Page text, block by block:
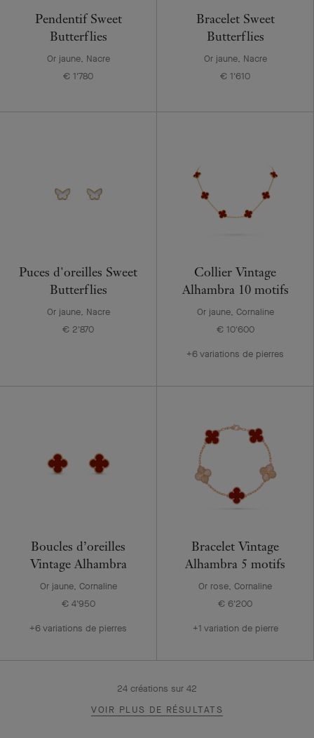
Pendentif Sweet
Butterflies
Or jaune, Nacre
€ 1'780
Bracelet Sweet
Butterflies
Or jaune, Nacre
€ 1'610
Puces d'oreilles Sweet
Butterflies
Or jaune, Nacre
€ 2'870
Collier Vintage
Alhambra 10 motifs
Or jaune, Cornaline
€ 10'600
+6 variations de pierres
Boucles d’oreilles
Vintage Alhambra
Or jaune, Cornaline
€ 4'950
+6 variations de pierres
Bracelet Vintage
Alhambra 5 motifs
Or rose, Cornaline
€ 6'200
+1 variation de pierre
24 créations sur 42
VOIR PLUS DE RÉSULTATS